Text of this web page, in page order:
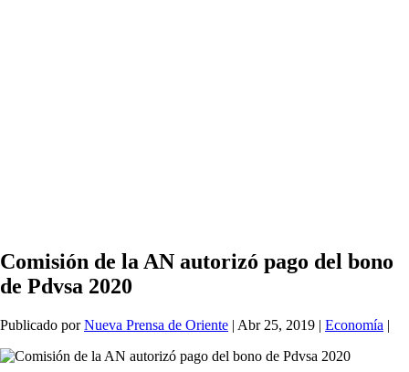
Comisión de la AN autorizó pago del bono
de Pdvsa 2020
Publicado porNueva Prensa de Oriente | Abr 25, 2019 | Economía |